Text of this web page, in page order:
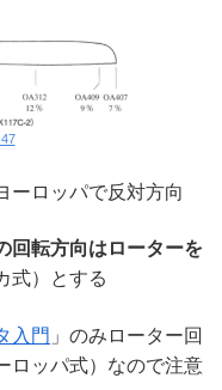
ーロッパで反対方向
回転方向はローターを
式）とする
入門 」のみローター回
ロッパ式）なので注意